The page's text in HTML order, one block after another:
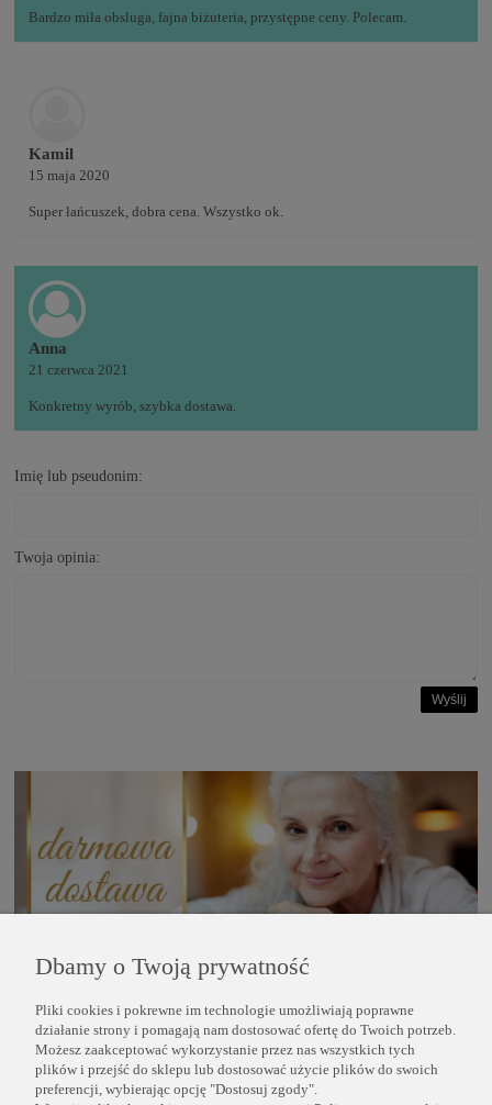
Bardzo miła obsluga, fajna biżuteria, przystępne ceny. Polecam.
Kamil
15 maja 2020
Super łańcuszek, dobra cena. Wszystko ok.
Anna
21 czerwca 2021
Konkretny wyrób, szybka dostawa.
Imię lub pseudonim:
Twoja opinia:
Wyślij
POMOC
INFORMACJE
Dbamy o Twoją prywatność
Pliki cookies i pokrewne im technologie umożliwiają poprawne
działanie strony i pomagają nam dostosować ofertę do Twoich potrzeb.
Możesz zaakceptować wykorzystanie przez nas wszystkich tych
plików i przejść do sklepu lub dostosować użycie plików do swoich
preferencji, wybierając opcję "Dostosuj zgody".